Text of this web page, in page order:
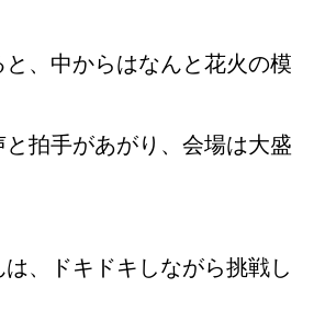
、中からはなんと花火の模
拍手があがり、会場は大盛
、ドキドキしながら挑戦し